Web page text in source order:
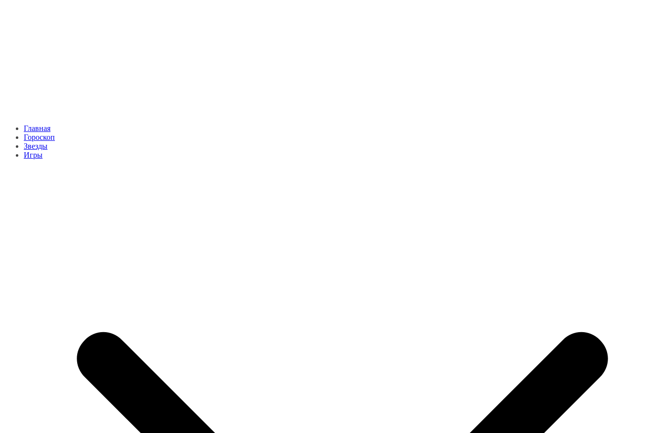
Главная
Гороскоп
Звезды
Игры